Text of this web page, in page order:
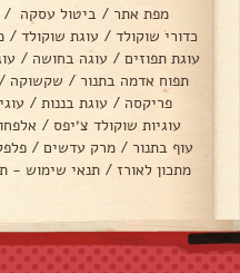
מפת אתר / ביטול עסקה /
כדורי שוקולד / עוגת שוקולד /
עוגת תפוזים / עוגה בחושה /
תפוח אדמה בתנור / שקשוקה /
פריקסה / עוגת בננות /
עוגיות שוקולד צ׳יפס /
עוף בתנור / מרק עדשים /
מתכון לאורז / תנאי שימוש -